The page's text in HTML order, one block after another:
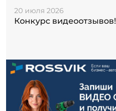
20 июля 2026
Конкурс видеоотзывов!